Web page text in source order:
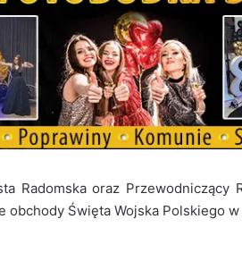
Radomska oraz
obchody Święta Wojska Polskiego